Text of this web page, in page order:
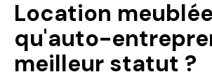
Location
qu'auto-
meilleur statut ?